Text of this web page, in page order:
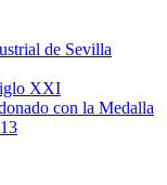
de Sevilla
XXI
con la Medalla